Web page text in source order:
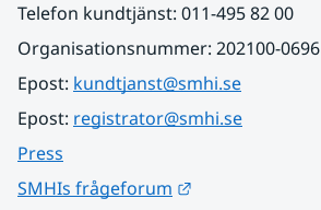
Telefon kundtjänst: 011-495 82 00
Organisationsnummer: 202100-0696
Epost: kundtjanst@smhi.se
Epost: registrator@smhi.se
Press
SMHIs frågeforum